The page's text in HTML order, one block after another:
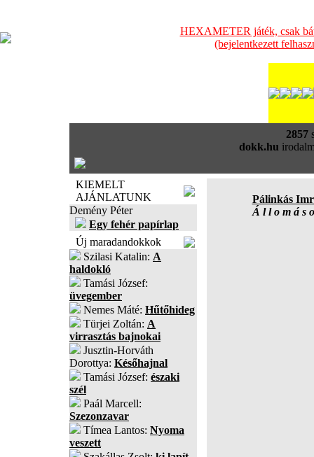
HEXAMETER játék, csak
(bejelentkezett
2857
dokk.hu
KIEMELT
AJÁNLATUNK
Demény Péter
Egy fehér papírlap
Új maradandokkok
Szilasi Katalin: A
haldokló
Tamási József:
üvegember
Nemes Máté: Hűtőhideg
Türjei Zoltán: A
virrasztás bajnokai
Jusztin-Horváth
Dorottya: Későhajnal
Tamási József: északi
szél
Paál Marcell:
Szezonzavar
Tímea Lantos: Nyoma
veszett
Pálinkás
Á l l o m á s